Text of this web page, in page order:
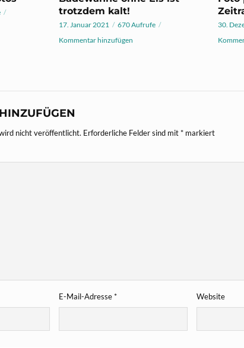
trotzdem kalt!
17. Januar 2021
670 Aufrufe
Kommentar hinzufügen
30.
nicht veröffentlicht. Erforderliche Felder sind mit* markiert
E-Mail-Adresse* Website